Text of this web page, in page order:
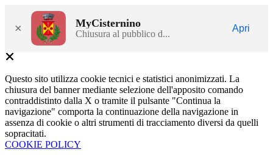
× MyCisternino
Chiusura al pubblico d...
Apri
Questo sito utilizza cookie tecnici e statistici anonimizzati. La
chiusura del banner mediante selezione dell'apposito comando
contraddistinto dalla X o tramite il pulsante "Continua la
navigazione" comporta la continuazione della navigazione in
assenza di cookie o altri strumenti di tracciamento diversi da quelli
sopracitati.
COOKIE POLICY